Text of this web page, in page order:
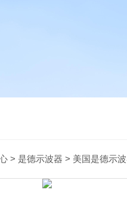
> 是德示波器 > 美国是德示